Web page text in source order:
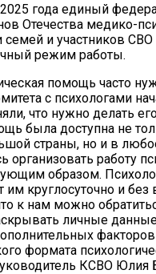
года единый
Отечества медико-
и участников
режим работы.
помощь часто
с психологами
что нужно делать
была доступна не
страны, но и в
организовать работу
образом.
им круглосуточно и
к нам можно
личные
формата
КСВО Юлия